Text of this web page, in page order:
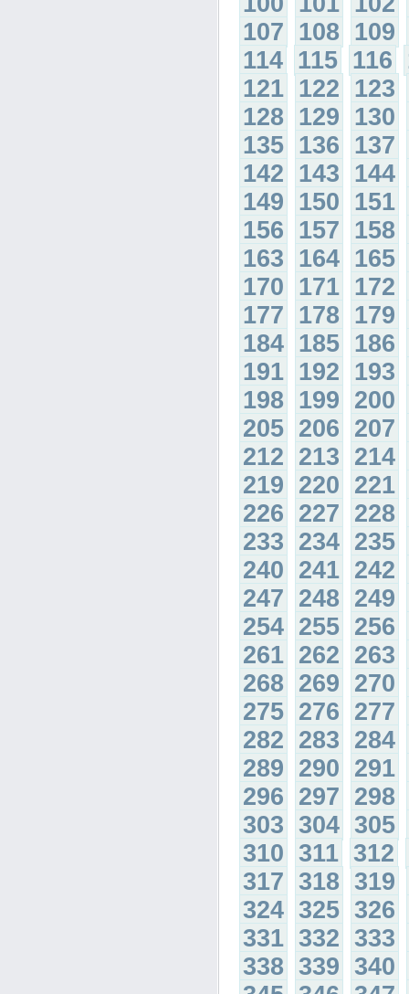
107 108 109
114 115 116
121 122 123
128 129 130
135 136 137
142 143 144
149 150 151
156 157 158
163 164 165
170 171 172
177 178 179
184 185 186
191 192 193
198 199 200
205 206 207
212 213 214
219 220 221
226 227 228
233 234 235
240 241 242
247 248 249
254 255 256
261 262 263
268 269 270
275 276 277
282 283 284
289 290 291
296 297 298
303 304 305
310 311 312
317 318 319
324 325 326
331 332 333
338 339 340